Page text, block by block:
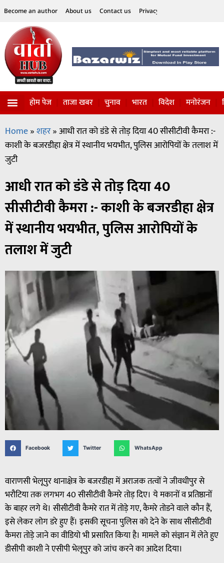
Become an author About us Contact us Privacy Policy
होम पेज ताजा खबर चुनाव भारत विदेश मनोरंजन
Home»शहर»आधी रात को डंडे से तोड़ दिया 40 सीसीटीवी कैमरा :-
काशी के बजरडीहा क्षेत्र में स्थानीय भयभीत, पुलिस आरोपियों के तलाश में
जुटी
आधी रात को डंडे से तोड़ दिया 40
सीसीटीवी कैमरा :- काशी के बजरडीहा क्षेत्र
में स्थानीय भयभीत, पुलिस आरोपियों के
तलाश में जुटी
Facebook Twitter WhatsApp
वाराणसी भेलूपुर थानाक्षेत्र के बजरडीहा में अराजक तत्वों ने जीवधीपुर से
भरौटिया तक लगभग 40 सीसीटीवी कैमरे तोड़ दिए। ये मकानों व प्रतिष्ठानों
के बाहर लगे थे। सीसीटीवी कैमरे रात में तोड़े गए, कैमरे तोडने वाले कौन हैं,
इसे लेकर लोग डरे हुए हैं। इसकी सूचना पुलिस को देने के साथ सीसीटीवी
कैमरा तोड़े जाने का वीडियो भी प्रसारित किया है। मामले को संज्ञान में लेते हुए
डीसीपी काशी ने एसीपी भेलूपुर को जांच करने का आदेश दिया।